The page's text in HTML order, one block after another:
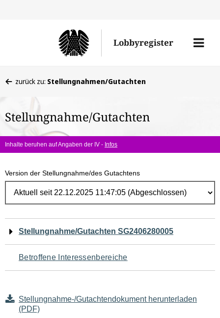
Lobbyregister
Menü
befinden
hier:
zurück zu: Stellungnahmen/Gutachten
Stellungnahme/Gutachten
Inhalte beruhen auf Angaben der IV - Infos
Version der Stellungnahme/des Gutachtens
Navigation
für
den
Seiteninhalt
Stellungnahme/Gutachten SG2406280005
Betroffene Interessenbereiche
Stellungnahme-/Gutachtendokument herunterladen
(PDF)